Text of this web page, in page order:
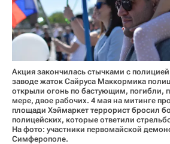
Акция закончилась стычками с
заводе жаток Сайруса Маккормика
открыли огонь по бастующим, погибли,
мере, двое рабочих. 4 мая на митинге
площади Хэймаркет террорист бросил
полицейских, которые ответили
На фото: участники первомайской
Симферополе.